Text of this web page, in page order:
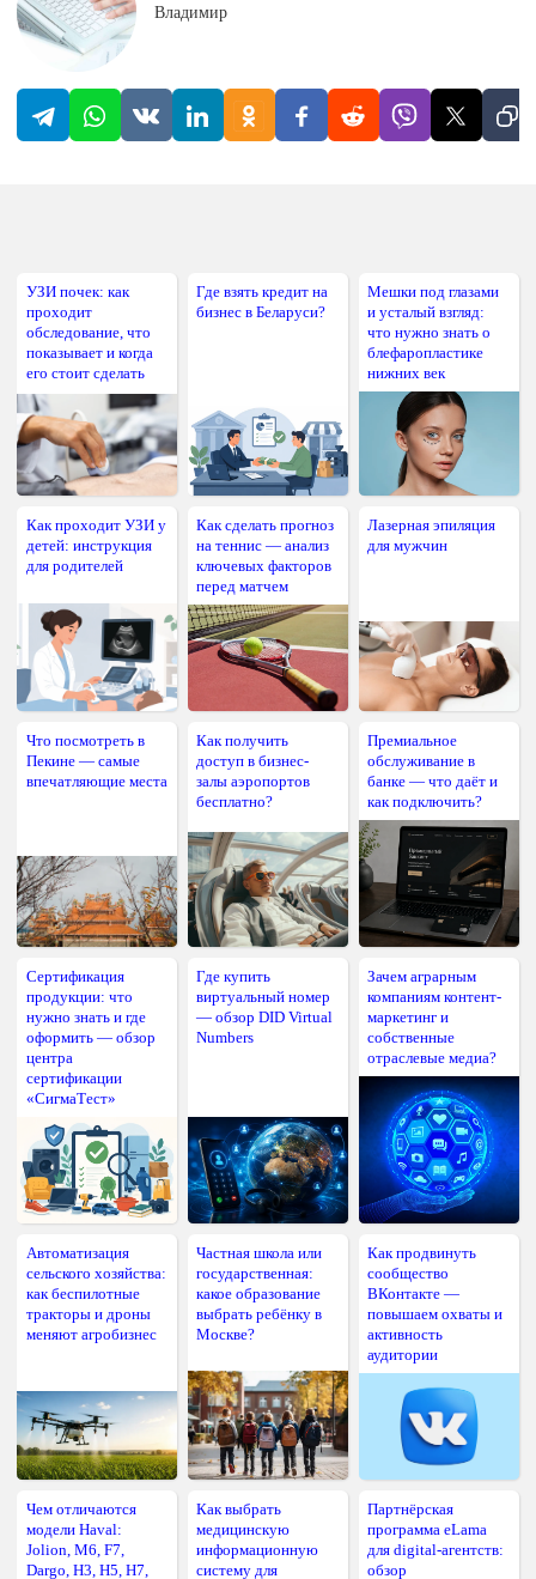
Владимир
УЗИ почек: как
проходит
обследование, что
показывает и когда
его стоит сделать
Где взять кредит на
бизнес в Беларуси?
Мешки под глазами
и усталый взгляд:
что нужно знать о
блефаропластике
нижних век
Как проходит УЗИ у
детей: инструкция
для родителей
Как сделать прогноз
на теннис — анализ
ключевых факторов
перед матчем
Лазерная эпиляция
для мужчин
Что посмотреть в
Пекине — самые
впечатляющие места
Как получить
доступ в бизнес-
залы аэропортов
бесплатно?
Премиальное
обслуживание в
банке — что даёт и
как подключить?
Сертификация
продукции: что
нужно знать и где
оформить — обзор
центра
сертификации
«СигмаТест»
Где купить
виртуальный номер
— обзор DID Virtual
Numbers
Зачем аграрным
компаниям контент-
маркетинг и
собственные
отраслевые медиа?
Автоматизация
сельского хозяйства:
как беспилотные
тракторы и дроны
меняют агробизнес
Частная школа или
государственная:
какое образование
выбрать ребёнку в
Москве?
Как продвинуть
сообщество
ВКонтакте —
повышаем охваты и
активность
аудитории
Чем отличаются
модели Haval:
Jolion, M6, F7,
Dargo, H3, H5, H7,
Как выбрать
медицинскую
информационную
систему для
Партнёрская
программа eLama
для digital-агентств:
обзор